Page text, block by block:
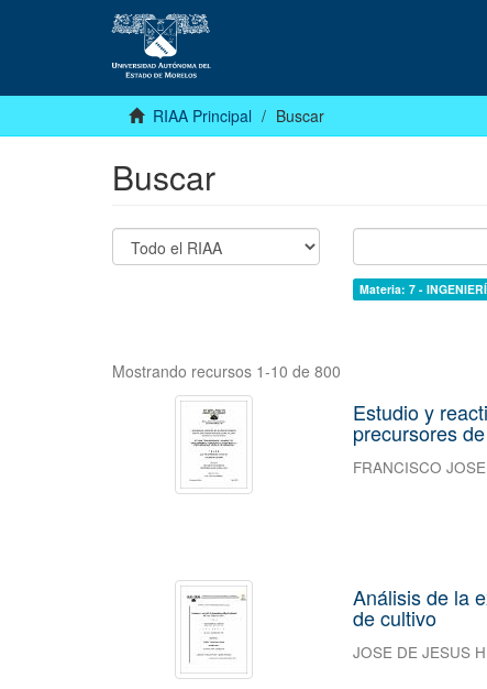
RIAA Principal Buscar
Buscar
Materia: 7 -
Mostrando recursos 1-10 de 800
Estudio y
precursores
FRANCISCO
Análisis de la
de cultivo
JOSE DE JESUS